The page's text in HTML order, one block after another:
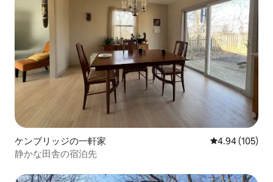
ケンブリッジの一軒家 レビュー105
4.94 (105)
静かな田舎の宿泊先